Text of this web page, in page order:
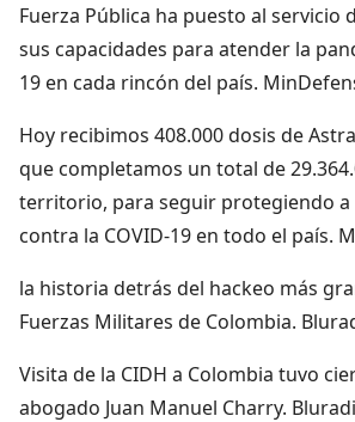
Fuerza Pública ha puesto al servicio
sus capacidades para atender la
19 en cada rincón del país.
Hoy recibimos 408.000 dosis de
que completamos un total de
territorio, para seguir protegiendo a
contra la COVID-19 en todo el país.
la historia detrás del hackeo más
Fuerzas Militares de Colombia.
Visita de la CIDH a Colombia tuvo
abogado Juan Manuel Charry.